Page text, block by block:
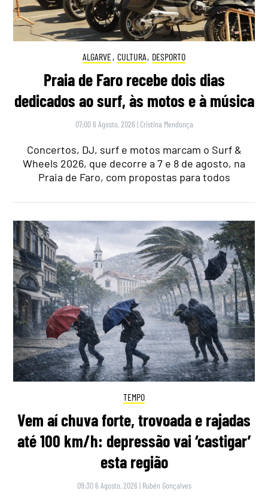
ALGARVE, CULTURA, DESPORTO
Praia de Faro recebe dois dias
dedicados ao surf, às motos e à música
07:00 6 Agosto, 2026 | Cristina Mendonça
Concertos, DJ, surf e motos marcam o Surf &
Wheels 2026, que decorre a 7 e 8 de agosto, na
Praia de Faro, com propostas para todos
TEMPO
Vem aí chuva forte, trovoada e rajadas
até 100 km/h: depressão vai ‘castigar’
esta região
09:30 6 Agosto, 2026 | Rubén Gonçalves